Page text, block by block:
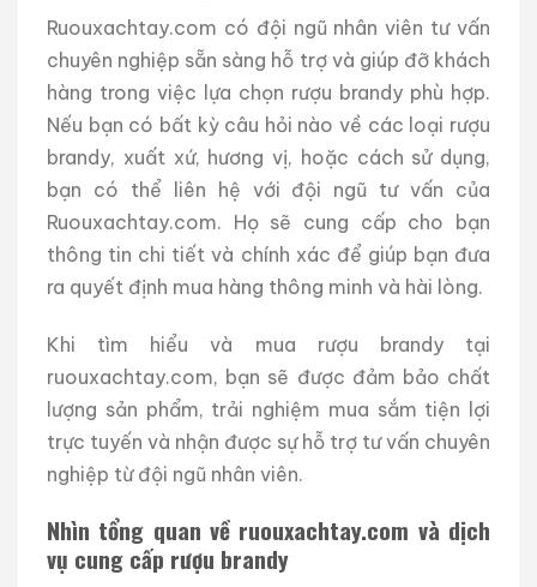
Ruouxachtay.com có đội ngũ nhân viên tư vấn
chuyên nghiệp sẵn sàng hỗ trợ và giúp đỡ khách
hàng trong việc lựa chọn rượu brandy phù hợp.
Nếu bạn có bất kỳ câu hỏi nào về các loại rượu
brandy, xuất xứ, hương vị, hoặc cách sử dụng,
bạn có thể liên hệ với đội ngũ tư vấn của
Ruouxachtay.com. Họ sẽ cung cấp cho bạn
thông tin chi tiết và chính xác để giúp bạn đưa
ra quyết định mua hàng thông minh và hài lòng.
Khi tìm hiểu và mua rượu brandy tại
ruouxachtay.com, bạn sẽ được đảm bảo chất
lượng sản phẩm, trải nghiệm mua sắm tiện lợi
trực tuyến và nhận được sự hỗ trợ tư vấn chuyên
nghiệp từ đội ngũ nhân viên.
Nhìn tổng quan về ruouxachtay.com và dịch
vụ cung cấp rượu brandy